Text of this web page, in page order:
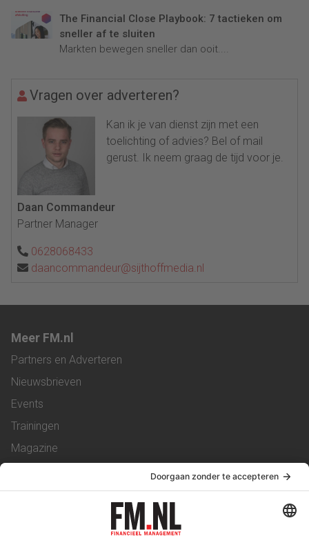
The Financial Close Playbook: 7 tactieken om
sneller af te sluiten
Markten bewegen sneller dan ooit....
Vragen over adverteren?
Kan ik je van dienst zijn met een
toelichting of advies? Bel of mail
gerust. Ik neem graag de tijd voor je.
Daan Commandeur
Partner Manager
0628068433
daancommandeur@sijthoffmedia.nl
Meer FM.nl
Partners en Adverteren
Nieuwsbrieven
Events
Trainingen
Magazine
Service & Contact